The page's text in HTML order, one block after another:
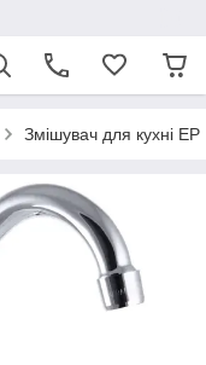
Змішувач для кухні